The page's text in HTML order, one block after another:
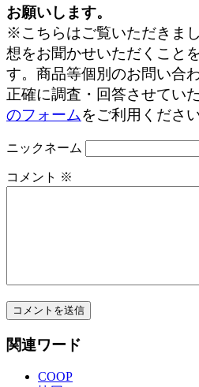
お願いします。
※こちらはご覧いただきま
想をお聞かせいただくこと
す。商品等個別のお問い合
正確に調査・回答させてい
のフォームをご利用ください
ニックネーム
コメント ※
関連ワード
COOP